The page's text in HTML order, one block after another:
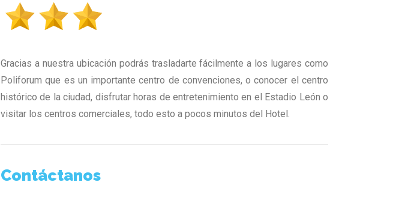
Gracias a nuestra ubicación podrás trasladarte fácilmente a los lugares como
Poliforum que es un importante centro de convenciones, o conocer el centro
histórico de la ciudad, disfrutar horas de entretenimiento en el Estadio León o
visitar los centros comerciales, todo esto a pocos minutos del Hotel.
Contáctanos